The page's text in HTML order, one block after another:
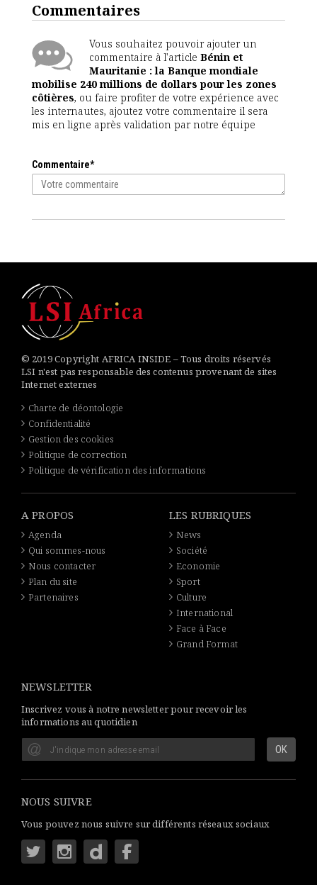
Commentaires
Vous souhaitez pouvoir ajouter un
commentaire à l'article Bénin et
Mauritanie : la Banque mondiale
mobilise 240 millions de dollars pour les zones
côtières, ou faire profiter de votre expérience avec
les internautes, ajoutez votre commentaire il sera
mis en ligne après validation par notre équipe
Commentaire*
© 2019 Copyright AFRICA INSIDE – Tous droits réservés
LSI n'est pas responsable des contenus provenant de sites
Internet externes
Charte de déontologie
Confidentialité
Gestion des cookies
Politique de correction
Politique de vérification des informations
A PROPOS
Agenda
Qui sommes-nous
Nous contacter
Plan du site
Partenaires
LES RUBRIQUES
News
Société
Economie
Sport
Culture
International
Face à Face
Grand Format
NEWSLETTER
Inscrivez vous à notre newsletter pour recevoir les
informations au quotidien
NOUS SUIVRE
Vous pouvez nous suivre sur différents réseaux sociaux